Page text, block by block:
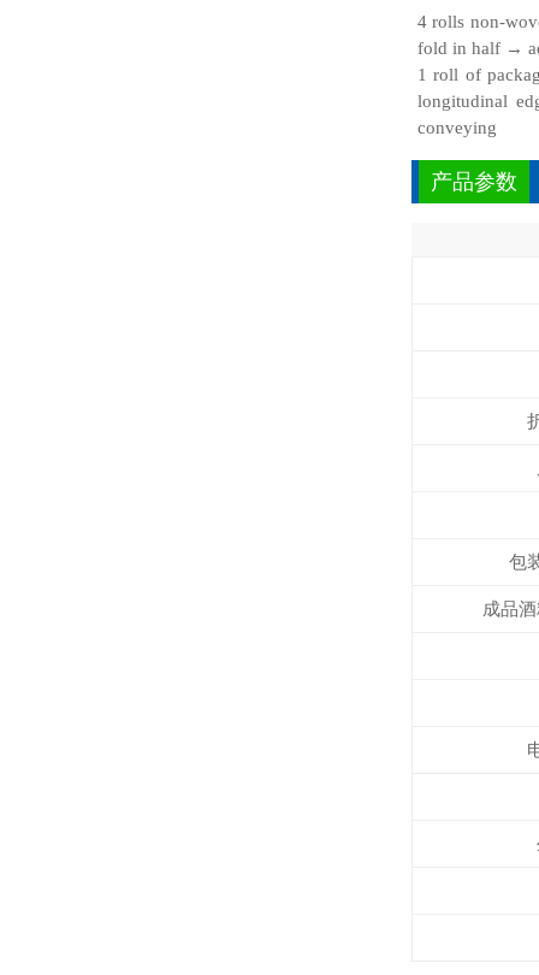
4 rolls non-
fold in half →
1 roll of
longitudinal
conveying
产品参数
包
成品